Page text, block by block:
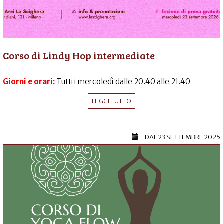
Corso di Lindy Hop intermediate
Giorni e orari: Tutti i mercoledì dalle 20.40 alle 21.40
LEGGI TUTTO
DAL23 SETTEMBRE 2025